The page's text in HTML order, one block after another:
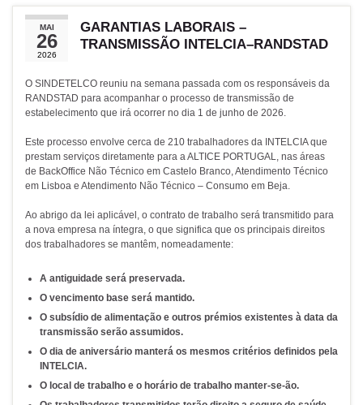
MAI
26
2026
GARANTIAS LABORAIS –
TRANSMISSÃO INTELCIA–RANDSTAD
O SINDETELCO reuniu na semana passada com os responsáveis da
RANDSTAD para acompanhar o processo de transmissão de
estabelecimento que irá ocorrer no dia 1 de junho de 2026.
Este processo envolve cerca de 210 trabalhadores da INTELCIA que
prestam serviços diretamente para a ALTICE PORTUGAL, nas áreas
de BackOffice Não Técnico em Castelo Branco, Atendimento Técnico
em Lisboa e Atendimento Não Técnico – Consumo em Beja.
Ao abrigo da lei aplicável, o contrato de trabalho será transmitido para
a nova empresa na íntegra, o que significa que os principais direitos
dos trabalhadores se mantêm, nomeadamente:
A antiguidade será preservada.
O vencimento base será mantido.
O subsídio de alimentação e outros prémios existentes à data da
transmissão serão assumidos.
O dia de aniversário manterá os mesmos critérios definidos pela
INTELCIA.
O local de trabalho e o horário de trabalho manter-se-ão.